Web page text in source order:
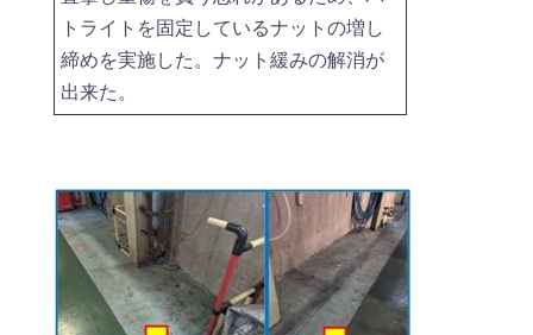
トライトを固定しているナットの増し
締めを実施した。ナット緩みの解消が
出来た。